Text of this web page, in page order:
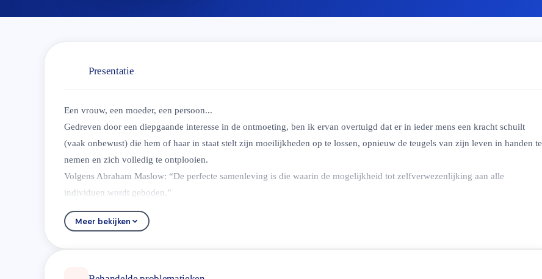
Presentatie
Een vrouw, een moeder, een persoon...
Gedreven door een diepgaande interesse in de ontmoeting, ben ik ervan overtuigd dat er in ieder mens een kracht schuilt
(vaak onbewust) die hem of haar in staat stelt zijn moeilijkheden op te lossen, opnieuw de teugels van zijn leven in handen te
nemen en zich volledig te ontplooien.
Volgens Abraham Maslow: “De perfecte samenleving is die waarin de mogelijkheid tot zelfverwezenlijking aan alle
individuen wordt geboden.”
Mijn doel is een plaats, een begeleiding, een hulpverleningsrelatie aan te bieden… de best mogelijke context om ieder in staat
te stellen zijn eigen weg naar betekenis, rust en zelfverwezenlijking te vinden.
mogelijk maken om de invalshoeken te verruimen.
Meer bekijken